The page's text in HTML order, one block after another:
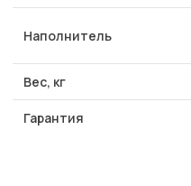
Наполнитель
Вес, кг
Гарантия